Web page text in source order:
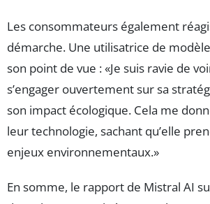
Les consommateurs également
démarche. Une utilisatrice de
son point de vue : Je suis ravie de
s’engager ouvertement sur sa
son impact écologique. Cela me
leur technologie, sachant qu’elle
enjeux environnementaux.
En somme, le rapport de Mistral AI